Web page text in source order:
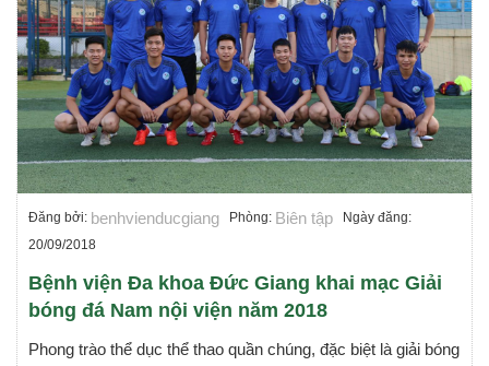
Đăng bởi: benhvienducgiang Phòng: Biên tập Ngày đăng:
20/09/2018
Bệnh viện Đa khoa Đức Giang khai mạc Giải
bóng đá Nam nội viện năm 2018
Phong trào thể dục thể thao quần chúng, đặc biệt là giải bóng